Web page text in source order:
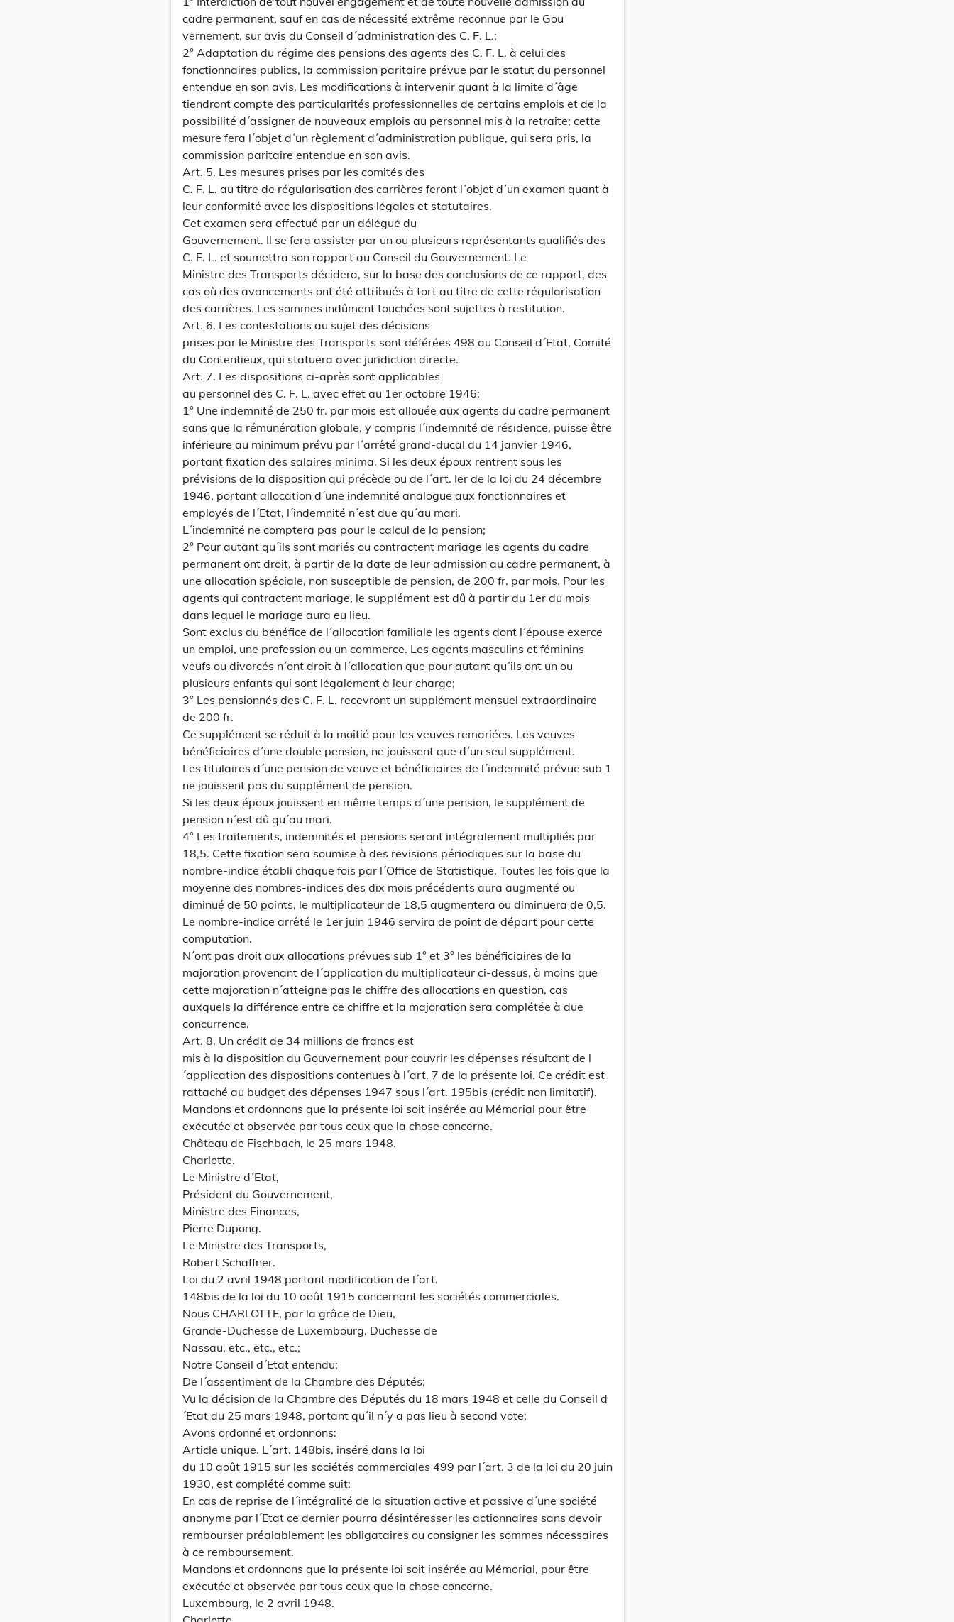
cadre permanent, sauf en cas de nécessité extrême reconnue par le Gou
vernement, sur avis du Conseil d´administration des C. F. L.;
2° Adaptation du régime des pensions des agents des C. F. L. à celui des
fonctionnaires publics, la commission paritaire prévue par le statut du personnel
entendue en son avis. Les modifications à intervenir quant à la limite d´âge
tiendront compte des particularités professionnelles de certains emplois et de la
possibilité d´assigner de nouveaux emplois au personnel mis à la retraite; cette
mesure fera l´objet d´un règlement d´administration publique, qui sera pris, la
commission paritaire entendue en son avis.
Art. 5. Les mesures prises par les comités des
C. F. L. au titre de régularisation des carrières feront l´objet d´un examen quant à
leur conformité avec les dispositions légales et statutaires.
Cet examen sera effectué par un délégué du
Gouvernement. Il se fera assister par un ou plusieurs représentants qualifiés des
C. F. L. et soumettra son rapport au Conseil du Gouvernement. Le
Ministre des Transports décidera, sur la base des conclusions de ce rapport, des
cas où des avancements ont été attribués à tort au titre de cette régularisation
des carrières. Les sommes indûment touchées sont sujettes à restitution.
Art. 6. Les contestations au sujet des décisions
prises par le Ministre des Transports sont déférées 498 au Conseil d´Etat, Comité
du Contentieux, qui statuera avec juridiction directe.
Art. 7. Les dispositions ci-après sont applicables
au personnel des C. F. L. avec effet au 1er octobre 1946:
1° Une indemnité de 250 fr. par mois est allouée aux agents du cadre permanent
sans que la rémunération globale, y compris l´indemnité de résidence, puisse être
inférieure au minimum prévu par l´arrêté grand-ducal du 14 janvier 1946,
portant fixation des salaires minima. Si les deux époux rentrent sous les
prévisions de la disposition qui précède ou de l´art. Ier de la loi du 24 décembre
1946, portant allocation d´une indemnité analogue aux fonctionnaires et
employés de l´Etat, l´indemnité n´est due qu´au mari.
L´indemnité ne comptera pas pour le calcul de la pension;
2° Pour autant qu´ils sont mariés ou contractent mariage les agents du cadre
permanent ont droit, à partir de la date de leur admission au cadre permanent, à
une allocation spéciale, non susceptible de pension, de 200 fr. par mois. Pour les
agents qui contractent mariage, le supplément est dû à partir du 1er du mois
dans lequel le mariage aura eu lieu.
Sont exclus du bénéfice de l´allocation familiale les agents dont l´épouse exerce
un emploi, une profession ou un commerce. Les agents masculins et féminins
veufs ou divorcés n´ont droit à l´allocation que pour autant qu´ils ont un ou
plusieurs enfants qui sont légalement à leur charge;
3° Les pensionnés des C. F. L. recevront un supplément mensuel extraordinaire
de 200 fr.
Ce supplément se réduit à la moitié pour les veuves remariées. Les veuves
bénéficiaires d´une double pension, ne jouissent que d´un seul supplément.
Les titulaires d´une pension de veuve et bénéficiaires de l´indemnité prévue sub 1
ne jouissent pas du supplément de pension.
Si les deux époux jouissent en même temps d´une pension, le supplément de
pension n´est dû qu´au mari.
4° Les traitements, indemnités et pensions seront intégralement multipliés par
18,5. Cette fixation sera soumise à des revisions périodiques sur la base du
nombre-indice établi chaque fois par l´Office de Statistique. Toutes les fois que la
moyenne des nombres-indices des dix mois précédents aura augmenté ou
diminué de 50 points, le multiplicateur de 18,5 augmentera ou diminuera de 0,5.
Le nombre-indice arrêté le 1er juin 1946 servira de point de départ pour cette
computation.
N´ont pas droit aux allocations prévues sub 1° et 3° les bénéficiaires de la
majoration provenant de l´application du multiplicateur ci-dessus, à moins que
cette majoration n´atteigne pas le chiffre des allocations en question, cas
auxquels la différence entre ce chiffre et la majoration sera complétée à due
concurrence.
Art. 8. Un crédit de 34 millions de francs est
mis à la disposition du Gouvernement pour couvrir les dépenses résultant de l
´application des dispositions contenues à l´art. 7 de la présente loi. Ce crédit est
rattaché au budget des dépenses 1947 sous l´art. 195bis (crédit non limitatif).
Mandons et ordonnons que la présente loi soit insérée au Mémorial pour être
exécutée et observée par tous ceux que la chose concerne.
Château de Fischbach, le 25 mars 1948.
Charlotte.
Le Ministre d´Etat,
Président du Gouvernement,
Ministre des Finances,
Pierre Dupong.
Le Ministre des Transports,
Robert Schaffner.
Loi du 2 avril 1948 portant modification de l´art.
148bis de la loi du 10 août 1915 concernant les sociétés commerciales.
Nous CHARLOTTE, par la grâce de Dieu,
Grande-Duchesse de Luxembourg, Duchesse de
Nassau, etc., etc., etc.;
Notre Conseil d´Etat entendu;
De l´assentiment de la Chambre des Députés;
Vu la décision de la Chambre des Députés du 18 mars 1948 et celle du Conseil d
´Etat du 25 mars 1948, portant qu´il n´y a pas lieu à second vote;
Avons ordonné et ordonnons:
Article unique. L´art. 148bis, inséré dans la loi
du 10 août 1915 sur les sociétés commerciales 499 par l´art. 3 de la loi du 20 juin
1930, est complété comme suit:
En cas de reprise de l´intégralité de la situation active et passive d´une société
anonyme par l´Etat ce dernier pourra désintéresser les actionnaires sans devoir
rembourser préalablement les obligataires ou consigner les sommes nécessaires
à ce remboursement.
Mandons et ordonnons que la présente loi soit insérée au Mémorial, pour être
exécutée et observée par tous ceux que la chose concerne.
Luxembourg, le 2 avril 1948.